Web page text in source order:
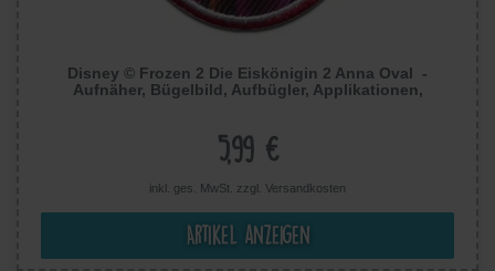
Disney © Frozen 2 Die Eiskönigin 2 Anna Oval -
Aufnäher, Bügelbild, Aufbügler, Applikationen,
5,99 €
inkl. ges. MwSt. zzgl. Versandkosten
Artikel anzeigen